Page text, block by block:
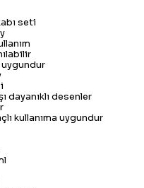
seti
dayanıklı desenler
kullanıma uygundur